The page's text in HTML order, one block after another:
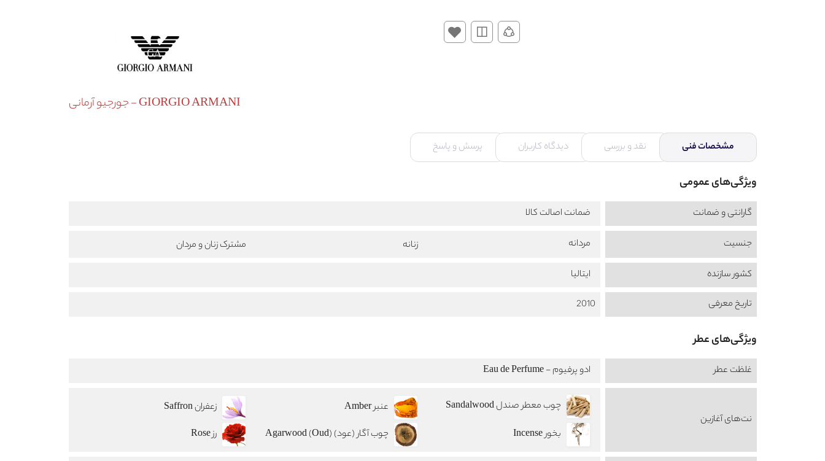
GIORGIO ARMANI - جورجیو آرمانی
مشخصات فنی نقد و بررسی دیدگاه کاربران پرسش و پاسخ
ویژگی‌های عمومی
گارانتی و ضمانت ضمانت اصالت کالا
جنسیت مردانه زنانه
مشترک زنان و مردان
کشور سازنده
ایتالیا
تاریخ معرفی
2010
ویژگی‌های عطر
غلظت عطر ادو پرفیوم - Eau de Perfume
نت‌های آغازین
چوب معطر صندل Sandalwood عنبر Amber
زعفران Saffron
بخور Incense
چوب آگار (عود) Agarwood (Oud) رز Rose